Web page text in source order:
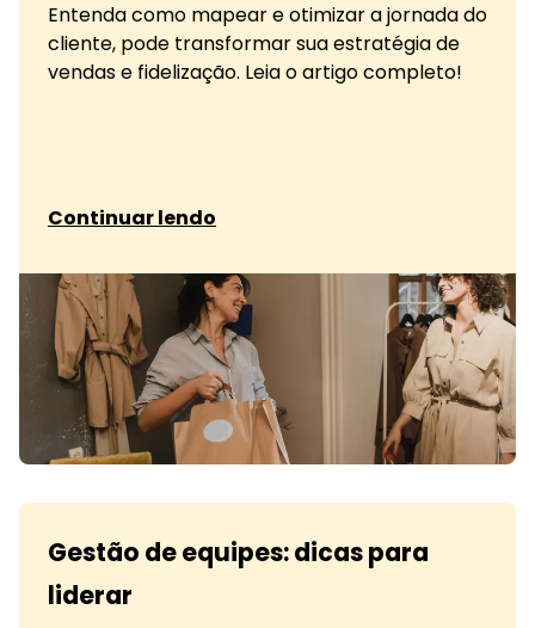
Entenda como mapear e otimizar a jornada do
cliente, pode transformar sua estratégia de
vendas e fidelização. Leia o artigo completo!
Continuar lendo
Gestão de equipes: dicas para
liderar